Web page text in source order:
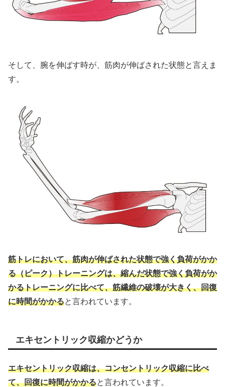
そして、腕を伸ばす時が、筋肉が伸ばされた状態と言えま
す。
筋トレにおいて、筋肉が伸ばされた状態で強く負荷がかか
る（ピーク）トレーニングは、縮んだ状態で強く負荷がか
かるトレーニングに比べて、筋繊維の破壊が大きく、回復
に時間がかかると言われています。
エキセントリック収縮かどうか
エキセントリック収縮は、コンセントリック収縮に比べ
て、回復に時間がかかると言われています。